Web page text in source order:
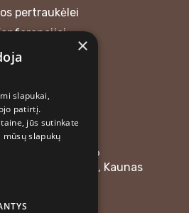
pertraukėlei
skonį”
304476576
g. 58, LT-48357, Kaunas
08:00–12:00
×
slapukai,
patirtį.
jūs sutinkate
mūsų slapukų